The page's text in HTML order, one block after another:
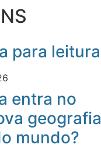
para leitura
entra no
geografia
mundo?